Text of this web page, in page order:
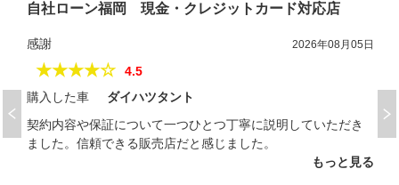
自社ローン福岡 現金・クレジットカード対応店
感謝 2026年08月05日
★★★★☆
4.5
購入した車
ダイハツタント
契約内容や保証について一つひとつ丁寧に説明していただき
ました。信頼できる販売店だと感じました。
もっと見る